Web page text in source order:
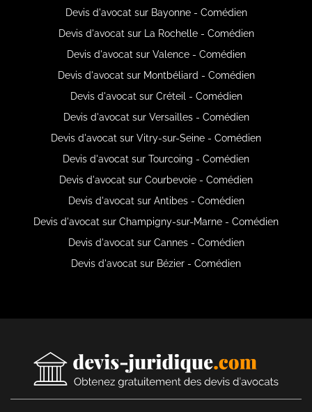
Devis d'avocat sur Bayonne - Comédien
Devis d'avocat sur La Rochelle - Comédien
Devis d'avocat sur Valence - Comédien
Devis d'avocat sur Montbéliard - Comédien
Devis d'avocat sur Créteil - Comédien
Devis d'avocat sur Versailles - Comédien
Devis d'avocat sur Vitry-sur-Seine - Comédien
Devis d'avocat sur Tourcoing - Comédien
Devis d'avocat sur Courbevoie - Comédien
Devis d'avocat sur Antibes - Comédien
Devis d'avocat sur Champigny-sur-Marne - Comédien
Devis d'avocat sur Cannes - Comédien
Devis d'avocat sur Bézier - Comédien